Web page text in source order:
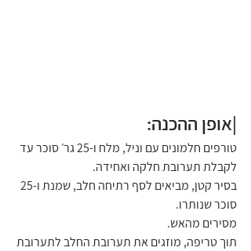
|אופן ההכנה:
טורפים חלמונים עם וניל, מלח ו-25 גר׳ סוכר עד
לקבלת תערובת חלקה ואחידה.
סוכר שנותרו.
מסירים מהאש.
תוך טריפה, מוזגים את תערובת החלב לתערובת